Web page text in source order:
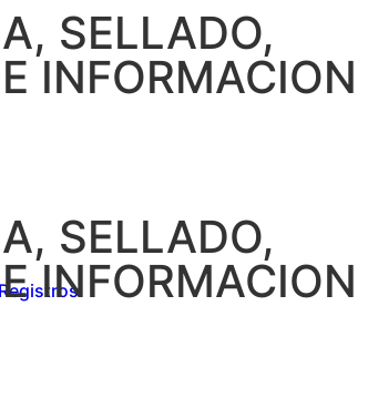
SELLADO,
INFORMACION
SELLADO,
INFORMACION